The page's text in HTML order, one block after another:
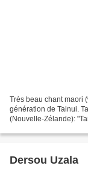
Très beau chant maori
génération de Tainui.
(Nouvelle-Zélande):
Dersou Uzala